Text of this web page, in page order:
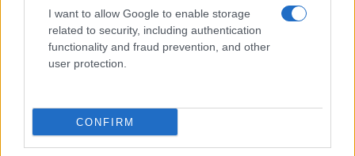
I want to allow Google to enable storage
related to security, including authentication
functionality and fraud prevention, and other
user protection.
CONFIRM
További hírek
Keressen a telefonboltok ajánlatai között!